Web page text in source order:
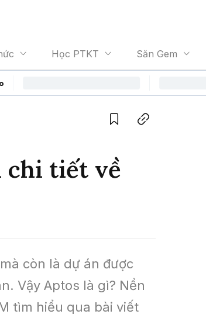
Học PTKT Săn Gem
Vietnamese
chi tiết về
còn là dự án được
Vậy Aptos là gì? Nền
tìm hiểu qua bài viết